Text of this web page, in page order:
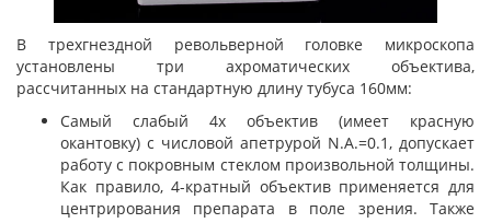
В трехгнездной револьверной головке микроскопа
установлены три ахроматических объектива,
рассчитанных на стандартную длину тубуса 160мм:
Самый слабый 4х объектив (имеет красную
окантовку) с числовой апетрурой N.A.=0.1, допускает
работу с покровным стеклом произвольной толщины.
Как правило, 4-кратный объектив применяется для
центрирования препарата в поле зрения. Также